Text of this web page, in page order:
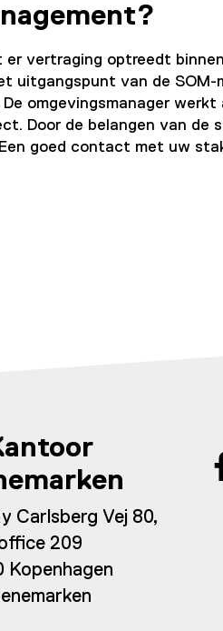
vertraging optreedt
van de SOM-
omgevingsmanager werkt
Door de belangen van de
goed contact met uw
Carlsberg Vej 80,
209
Kopenhagen